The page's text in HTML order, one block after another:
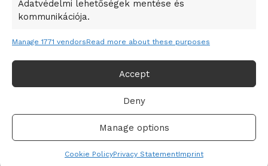
Adatvédelmi lehetőségek mentése és
kommunikációja.
Manage 1771 vendorsRead more about these purposes
Accept
Deny
Manage options
Cookie PolicyPrivacy StatementImprint
Adatvédelmi irányelvek
© 2019-2021 online365.hu - Minden jog fenntartva!